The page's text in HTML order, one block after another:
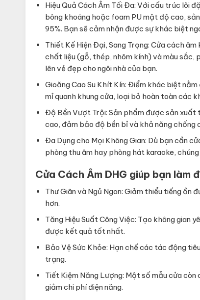
Hiệu Quả Cách Âm Tối Đa: Với cấu trúc lõi
bông khoáng hoặc foam PU mật độ cao,
95%. Bạn sẽ cảm nhận được sự khác biệt
Thiết Kế Hiện Đại, Sang Trọng: Cửa cách
chất liệu (gỗ, thép, nhôm kính) và màu sắc,
lên vẻ đẹp cho ngôi nhà của bạn.
Gioăng Cao Su Khít Kín: Điểm khác biệt
mỉ quanh khung cửa, loại bỏ hoàn toàn các
Độ Bền Vượt Trội: Sản phẩm được sản xuất
cao, đảm bảo độ bền bỉ và khả năng
Đa Dụng cho Mọi Không Gian: Dù bạn cần
phòng thu âm hay phòng hát karaoke,
Cửa Cách Âm DHG giúp bạn làm
Thư Giãn và Ngủ Ngon: Giảm thiểu tiếng ồn
hơn.
Tăng Hiệu Suất Công Việc: Tạo không
được kết quả tốt nhất.
Bảo Vệ Sức Khỏe: Hạn chế các tác động
trạng.
Tiết Kiệm Năng Lượng: Một số mẫu cửa
giảm chi phí điện năng.